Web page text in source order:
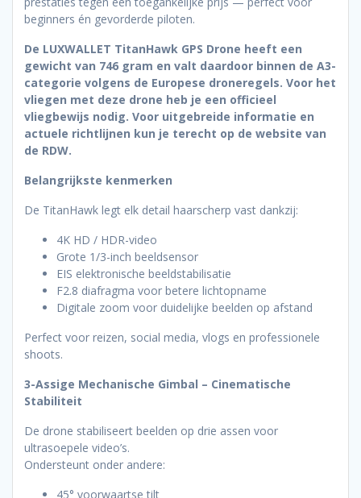
beginners én gevorderde piloten.
De LUXWALLET TitanHawk GPS Drone heeft een
gewicht van 746 gram en valt daardoor binnen de A3-
categorie volgens de Europese droneregels. Voor het
vliegen met deze drone heb je een officieel
vliegbewijs nodig. Voor uitgebreide informatie en
actuele richtlijnen kun je terecht op de website van
de RDW.
Belangrijkste kenmerken
De TitanHawk legt elk detail haarscherp vast dankzij:
4K HD / HDR-video
Grote 1/3-inch beeldsensor
EIS elektronische beeldstabilisatie
F2.8 diafragma voor betere lichtopname
Digitale zoom voor duidelijke beelden op afstand
Perfect voor reizen, social media, vlogs en professionele
shoots.
3-Assige Mechanische Gimbal – Cinematische
Stabiliteit
De drone stabiliseert beelden op drie assen voor
ultrasoepele video’s.
Ondersteunt onder andere:
45° voorwaartse tilt